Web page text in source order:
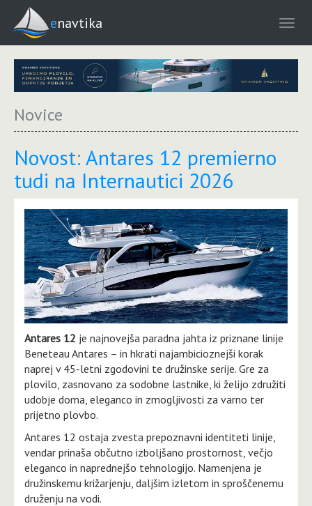
enavtika
Novice
Novost: Antares 12 premierno
tudi na Internautici 2026
Antares 12 je najnovejša paradna jahta iz priznane linije
Beneteau Antares – in hkrati najambicioznejši korak
naprej v 45-letni zgodovini te družinske serije. Gre za
plovilo, zasnovano za sodobne lastnike, ki želijo združiti
udobje doma, eleganco in zmogljivosti za varno ter
prijetno plovbo.
Antares 12 ostaja zvesta prepoznavni identiteti linije,
vendar prinaša občutno izboljšano prostornost, večjo
eleganco in naprednejšo tehnologijo. Namenjena je
družinskemu križarjenju, daljšim izletom in sproščenemu
druženju na vodi.